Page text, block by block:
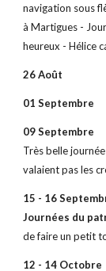
navigation sous
à Martigues -
heureux - Hélice
26 Août Les
01
09
Très belle
valaient pas les
15 - 16
Journées du
de faire un petit
12 - 14